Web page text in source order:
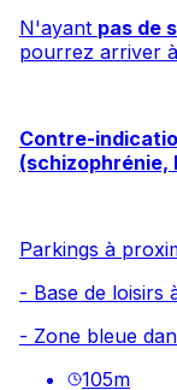
N'ayant pas de
pourrez arriver
Contre-
(schizophrénie,
Parkings à
- Base de loisirs
- Zone bleue
105m